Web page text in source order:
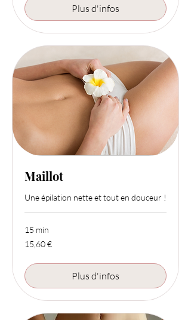
Plus d'infos
Maillot
Une épilation nette et tout en douceur !
15 min
15,60
euros
15,60 €
Plus d'infos